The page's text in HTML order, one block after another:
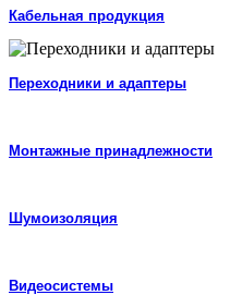
Кабельная продукция
Переходники и адаптеры
Монтажные принадлежности
Шумоизоляция
Видеосистемы